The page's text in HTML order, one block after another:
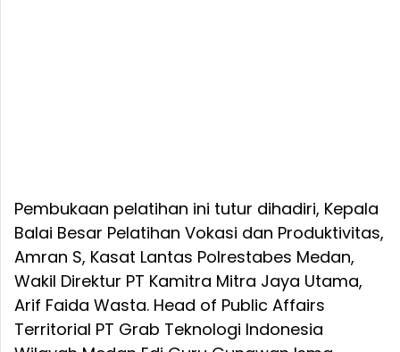
Pembukaan pelatihan ini tutur dihadiri, Kepala
Balai Besar Pelatihan Vokasi dan Produktivitas,
Amran S, Kasat Lantas Polrestabes Medan,
Wakil Direktur PT Kamitra Mitra Jaya Utama,
Arif Faida Wasta. Head of Public Affairs
Territorial PT Grab Teknologi Indonesia